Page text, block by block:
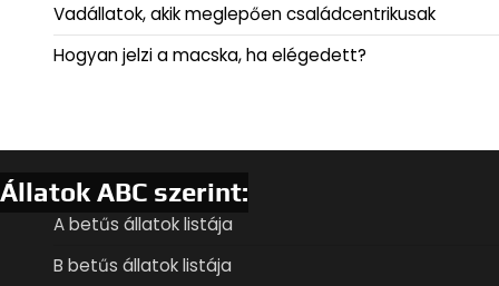
Vadállatok, akik meglepően családcentrikusak
Hogyan jelzi a macska, ha elégedett?
Állatok ABC szerint:
A betűs állatok listája
B betűs állatok listája